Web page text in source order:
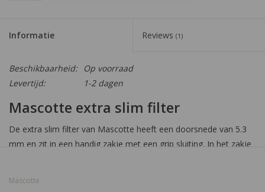
Informatie Reviews (1)
Beschikbaarheid:
Op voorraad
Levertijd:
1-2 dagen
Mascotte extra slim filter
De extra slim filter van Mascotte heeft een doorsnede van 5.3
mm en zit in een handig zakje met een grip sluiting. In het zakje
Mascotte